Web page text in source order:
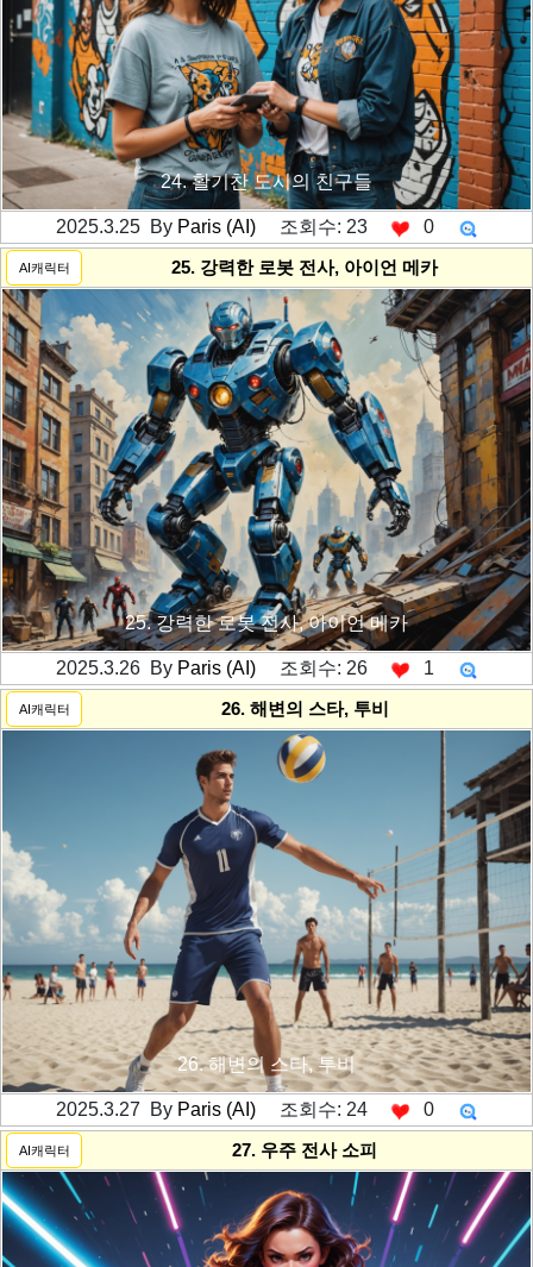
24. 활기찬 도시의 친구들
2025.3.25 By Paris (AI)조회수: 23 0
AI캐릭터 25. 강력한 로봇 전사, 아이언 메카
25. 강력한 로봇 전사, 아이언 메카
2025.3.26 By Paris (AI)조회수: 26 1
AI캐릭터 26. 해변의 스타, 투비
26. 해변의 스타, 투비
2025.3.27 By Paris (AI)조회수: 24 0
AI캐릭터 27. 우주 전사 소피